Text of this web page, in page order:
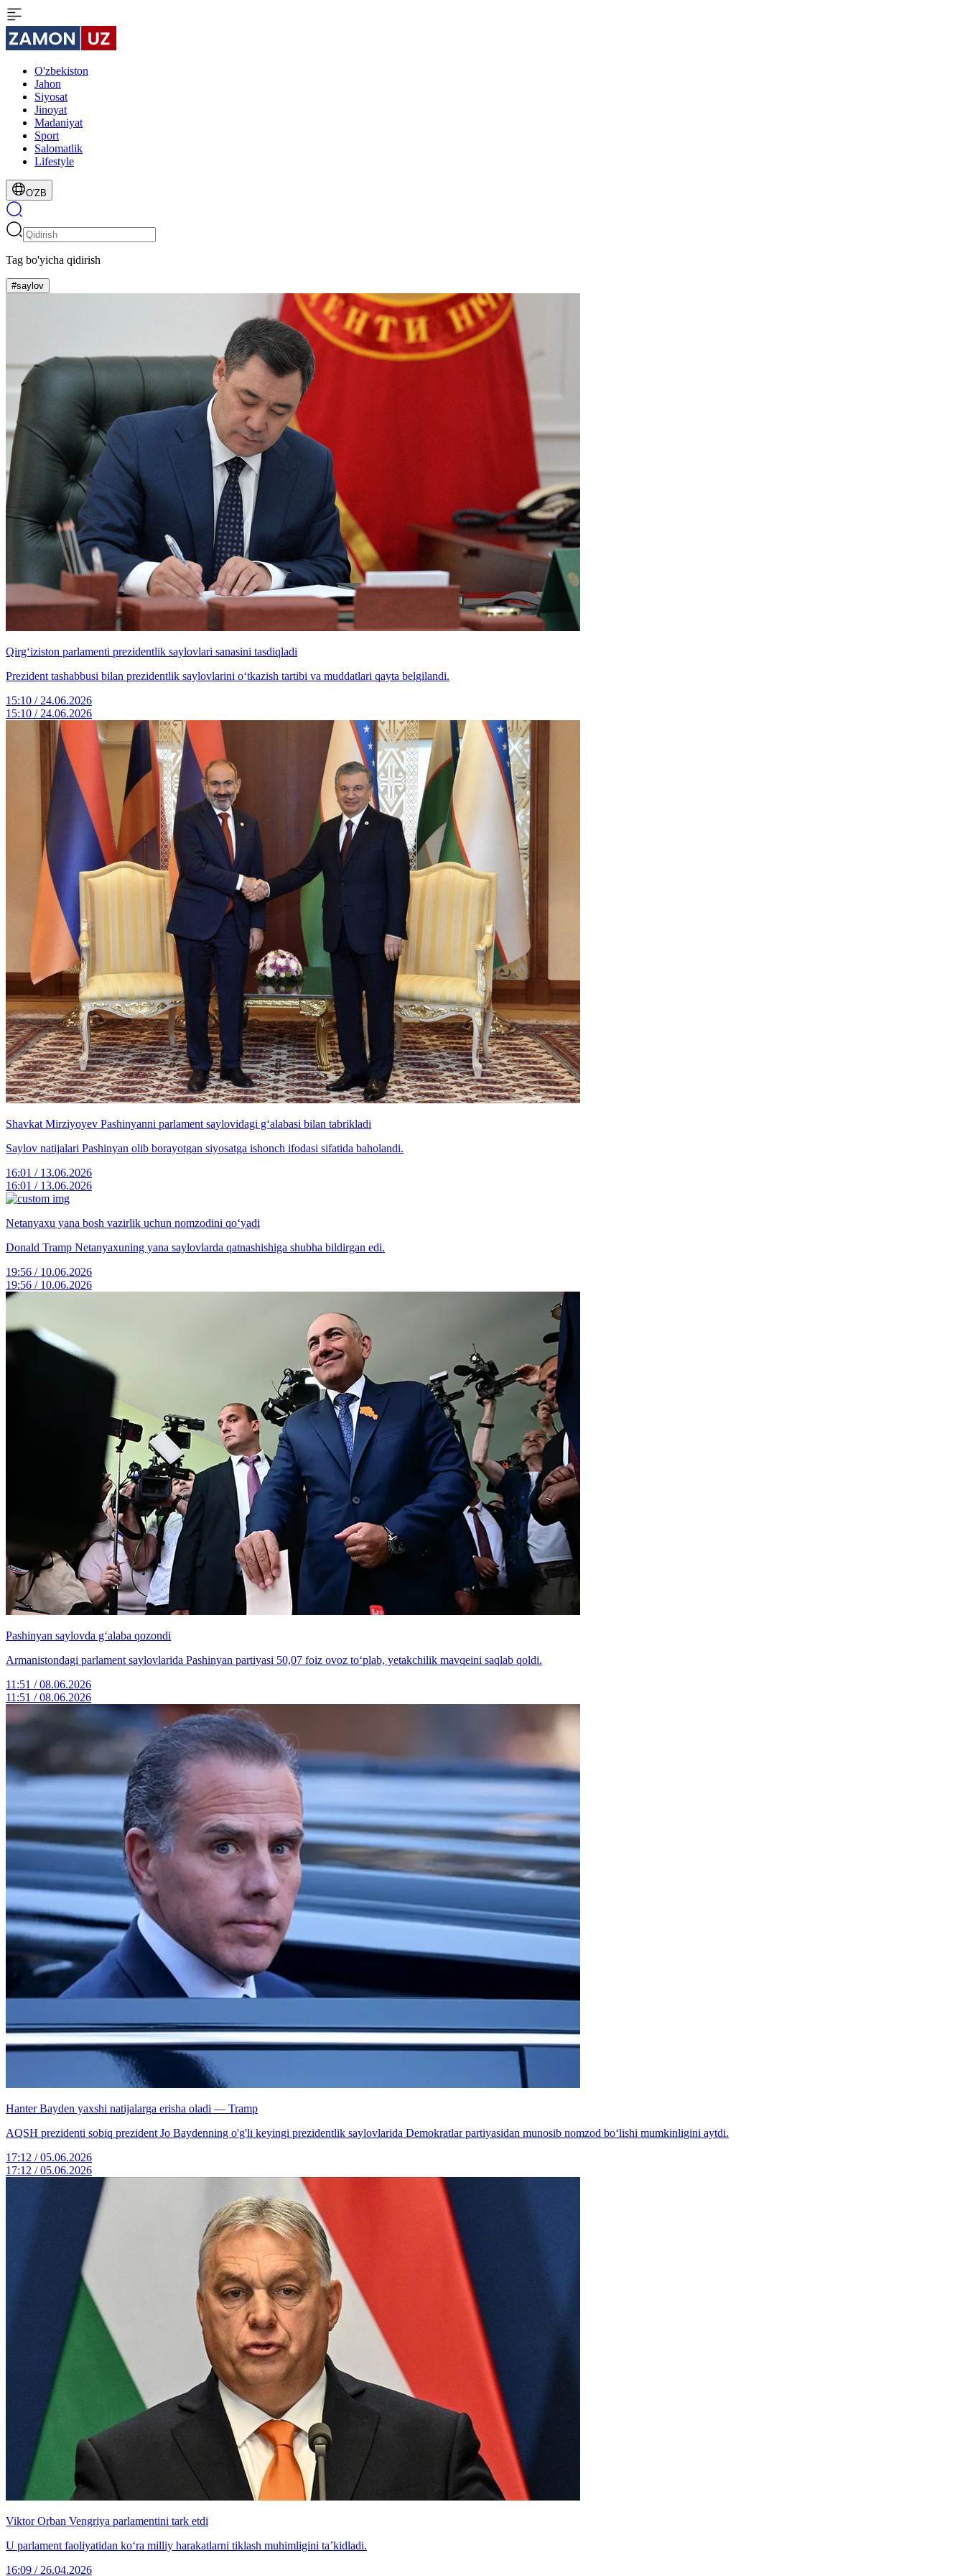
O'zbekiston
Jahon
Siyosat
Jinoyat
Madaniyat
Sport
Salomatlik
Lifestyle
O'ZB
Tag bo'yicha qidirish
#saylov
Qirgʻiziston parlamenti prezidentlik saylovlari sanasini tasdiqladi
Prezident tashabbusi bilan prezidentlik saylovlarini oʻtkazish tartibi va muddatlari qayta belgilandi.
15:10 / 24.06.2026
15:10 / 24.06.2026
Shavkat Mirziyoyev Pashinyanni parlament saylovidagi g‘alabasi bilan tabrikladi
Saylov natijalari Pashinyan olib borayotgan siyosatga ishonch ifodasi sifatida baholandi.
16:01 / 13.06.2026
16:01 / 13.06.2026
Netanyaxu yana bosh vazirlik uchun nomzodini qo‘yadi
Donald Tramp Netanyaxuning yana saylovlarda qatnashishiga shubha bildirgan edi.
19:56 / 10.06.2026
19:56 / 10.06.2026
Pashinyan saylovda g‘alaba qozondi
Armanistondagi parlament saylovlarida Pashinyan partiyasi 50,07 foiz ovoz to‘plab, yetakchilik mavqeini saqlab qoldi.
11:51 / 08.06.2026
11:51 / 08.06.2026
Hanter Bayden yaxshi natijalarga erisha oladi — Tramp
AQSH prezidenti sobiq prezident Jo Baydenning o'g'li keyingi prezidentlik saylovlarida Demokratlar partiyasidan munosib nomzod bo‘lishi mumkinligini aytdi.
17:12 / 05.06.2026
17:12 / 05.06.2026
Viktor Orban Vengriya parlamentini tark etdi
U parlament faoliyatidan ko‘ra milliy harakatlarni tiklash muhimligini ta’kidladi.
16:09 / 26.04.2026